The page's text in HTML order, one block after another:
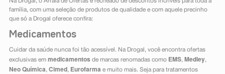
família, com uma seleção de produtos de qualidade e com aquele precinho
que só a Drogal oferece confira:
Medicamentos
Cuidar da saúde nunca foi tão acessível. Na Drogal, você encontra ofertas
exclusivas em medicamentos de marcas renomadas como EMS, Medley,
Neo Química, Cimed, Eurofarma e muito mais. Seja para tratamentos